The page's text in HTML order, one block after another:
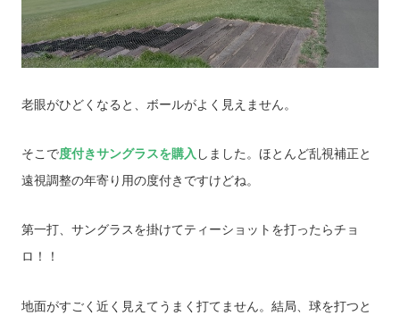
老眼がひどくなると、ボールがよく見えません。
そこで度付きサングラスを購入 しました。ほとんど乱視補正と
遠視調整の年寄り用の度付きですけどね。
第一打、サングラスを掛けてティーショットを打ったらチョ
ロ！！
地面がすごく近く見えてうまく打てません。結局、球を打つと